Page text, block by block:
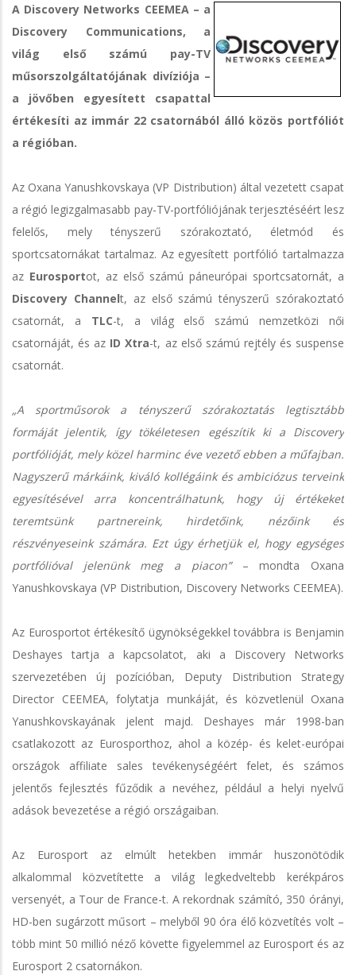
A Discovery Networks CEEMEA – a
Discovery Communications, a
világ első számú pay-TV
műsorszolgáltatójának divíziója –
a jövőben egyesített csapattal
értékesíti az immár 22 csatornából álló közös portfóliót
a régióban.
Az Oxana Yanushkovskaya (VP Distribution) által vezetett csapat
a régió legizgalmasabb pay-TV-portfóliójának terjesztéséért lesz
felelős, mely tényszerű szórakoztató, életmód és
sportcsatornákat tartalmaz. Az egyesített portfólió tartalmazza
az Eurosportot, az első számú páneurópai sportcsatornát, a
Discovery Channelt, az első számú tényszerű szórakoztató
csatornát, a TLC-t, a világ első számú nemzetközi női
csatornáját, és az ID Xtra-t, az első számú rejtély és suspense
csatornát.
„A sportműsorok a tényszerű szórakoztatás legtisztább
formáját jelentik, így tökéletesen egészítik ki a Discovery
portfólióját, mely közel harminc éve vezető ebben a műfajban.
Nagyszerű márkáink, kiváló kollégáink és ambiciózus terveink
egyesítésével arra koncentrálhatunk, hogy új értékeket
teremtsünk partnereink, hirdetőink, nézőink és
részvényeseink számára. Ezt úgy érhetjük el, hogy egységes
portfólióval jelenünk meg a piacon”– mondta Oxana
Yanushkovskaya (VP Distribution, Discovery Networks CEEMEA).
Az Eurosportot értékesítő ügynökségekkel továbbra is Benjamin
Deshayes tartja a kapcsolatot, aki a Discovery Networks
szervezetében új pozícióban, Deputy Distribution Strategy
Director CEEMEA, folytatja munkáját, és közvetlenül Oxana
Yanushkovskayának jelent majd. Deshayes már 1998-ban
csatlakozott az Eurosporthoz, ahol a közép- és kelet-európai
országok affiliate sales tevékenységéért felet, és számos
jelentős fejlesztés fűződik a nevéhez, például a helyi nyelvű
adások bevezetése a régió országaiban.
Az Eurosport az elmúlt hetekben immár huszonötödik
alkalommal közvetítette a világ legkedveltebb kerékpáros
versenyét, a Tour de France-t. A rekordnak számító, 350 órányi,
HD-ben sugárzott műsort – melyből 90 óra élő közvetítés volt –
több mint 50 millió néző követte figyelemmel az Eurosport és az
Eurosport 2 csatornákon.